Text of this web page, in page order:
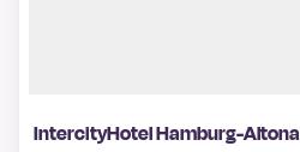
IntercityHotel Hamburg-Altona